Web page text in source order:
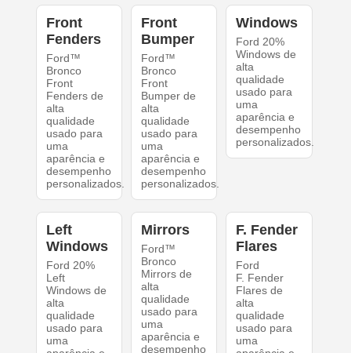
Front
Fenders
Ford™
Bronco
Front
Fenders de
alta
qualidade
usado para
uma
aparência e
desempenho
personalizados.
Front
Bumper
Ford™
Bronco
Front
Bumper de
alta
qualidade
usado para
uma
aparência e
desempenho
personalizados.
Windows
Ford 20%
Windows de
alta
qualidade
usado para
uma
aparência e
desempenho
personalizados.
Left
Windows
Ford 20%
Left
Windows de
alta
qualidade
usado para
uma
Mirrors
Ford™
Bronco
Mirrors de
alta
qualidade
usado para
uma
aparência e
desempenho
F. Fender
Flares
Ford
F. Fender
Flares de
alta
qualidade
usado para
uma